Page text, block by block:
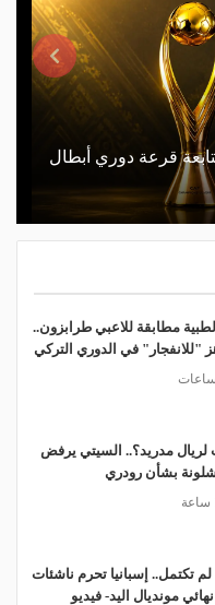
قرعة دوري أبطال
مطابقة للاعبي طرابزون..
"للانفجار" في الدوري التركي
مدريد؟.. السيتي يرفض
بشأن رودري
لم تكتمل.. إسبانيا تحرم ناشئات
مونديال اليد- فيديو